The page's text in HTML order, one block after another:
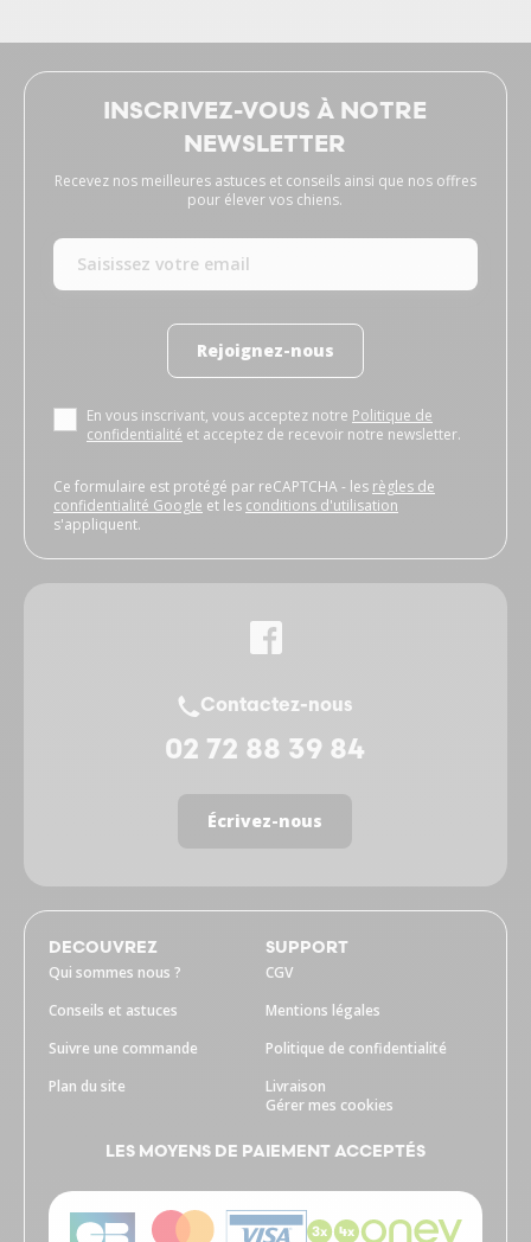
INSCRIVEZ-VOUS À NOTRE
NEWSLETTER
Recevez nos meilleures astuces et conseils ainsi que nos offres
pour élever vos chiens.
Rejoignez-nous
En vous inscrivant, vous acceptez notre Politique de
confidentialité et acceptez de recevoir notre newsletter.
Ce formulaire est protégé par reCAPTCHA - les règles de
confidentialité Google et les conditions d'utilisation
s'appliquent.
Contactez-nous
02 72 88 39 84
Écrivez-nous
DECOUVREZ
Qui sommes nous ?
Conseils et astuces
Suivre une commande
Plan du site
SUPPORT
CGV
Mentions légales
Politique de confidentialité
Livraison
Gérer mes cookies
LES MOYENS DE PAIEMENT ACCEPTÉS